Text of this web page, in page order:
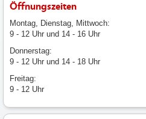
Öffnungszeiten
Montag, Dienstag, Mittwoch:
9 - 12 Uhr und 14 - 16 Uhr
Donnerstag:
9 - 12 Uhr und 14 - 18 Uhr
Freitag:
9 - 12 Uhr